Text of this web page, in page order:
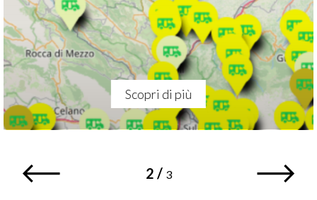
Scopri di più
2 / 3